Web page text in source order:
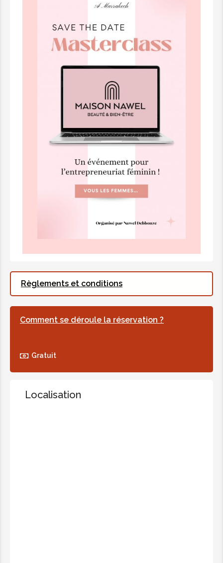
Règlements et conditions
Comment se déroule la réservation ?
Gratuit
Localisation